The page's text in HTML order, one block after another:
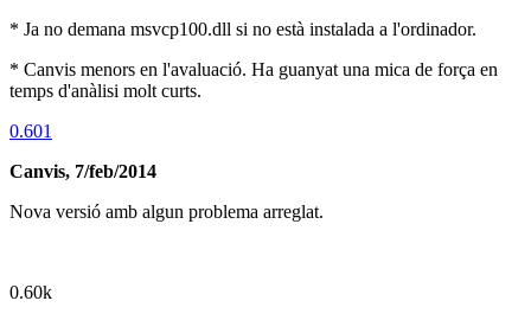
* Ja no demana msvcp100.dll si no està instalada a l'ordinador.
* Canvis menors en l'avaluació. Ha guanyat una mica de força en
temps d'anàlisi molt curts.
0.601
Canvis, 7/feb/2014
Nova versió amb algun problema arreglat.
0.60k